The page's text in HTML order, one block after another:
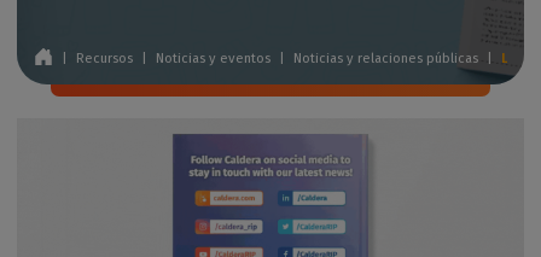
Recursos Noticias y eventos Noticias y relaciones públicas